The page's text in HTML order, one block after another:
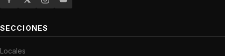
SECCIONES
Locales